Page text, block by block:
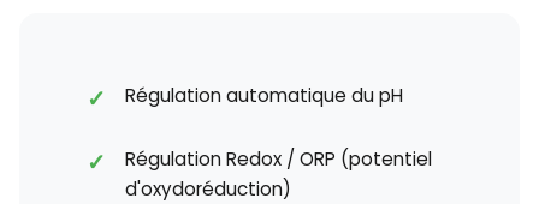
Régulation automatique du pH
Régulation Redox / ORP (potentiel
d'oxydoréduction)